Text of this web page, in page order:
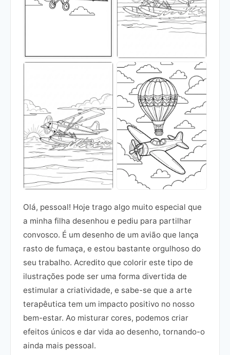
Olá, pessoal! Hoje trago algo muito especial que
a minha filha desenhou e pediu para partilhar
convosco. É um desenho de um avião que lança
rasto de fumaça, e estou bastante orgulhoso do
seu trabalho. Acredito que colorir este tipo de
ilustrações pode ser uma forma divertida de
estimular a criatividade, e sabe-se que a arte
terapêutica tem um impacto positivo no nosso
bem-estar. Ao misturar cores, podemos criar
efeitos únicos e dar vida ao desenho, tornando-o
ainda mais pessoal.